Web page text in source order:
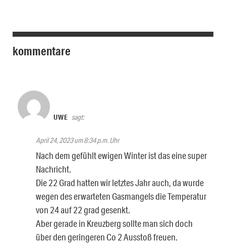
kommentare
UWE sagt:
April 24, 2023 um 8:34 p.m. Uhr
Nach dem gefühlt ewigen Winter ist das eine super
Nachricht.
Die 22 Grad hatten wir letztes Jahr auch, da wurde
wegen des erwarteten Gasmangels die Temperatur
von 24 auf 22 grad gesenkt.
Aber gerade in Kreuzberg sollte man sich doch
über den geringeren Co 2 Ausstoß freuen.